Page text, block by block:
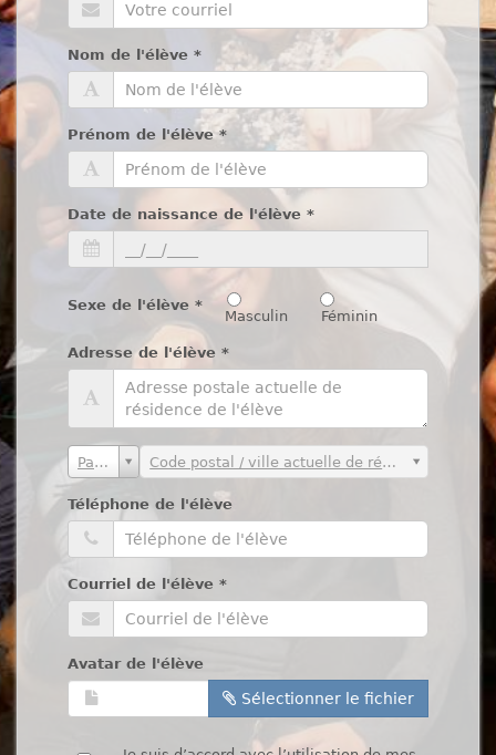
Nom de l'élève *
Prénom de l'élève*
Date de naissance de l'élève *
Sexe de l'élève *
Masculin Féminin
Adresse de l'élève *
Pays Code postal / ville actuelle de résidence
Téléphone de l'élève
Courriel de l'élève *
Avatar de l'élève
Sélectionner le fichier